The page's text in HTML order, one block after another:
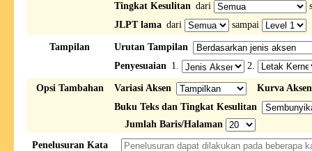
Tingkat Kesulitan dari
JLPT lama dari sampai
Tampilan
Urutan Tampilan
Penyesuaian 1. 2.
Opsi Tambahan Variasi Aksen
Kurva Aksen
Buku Teks dan Tingkat Kesulitan
Jumlah Baris/Halaman
Penelusuran Kata